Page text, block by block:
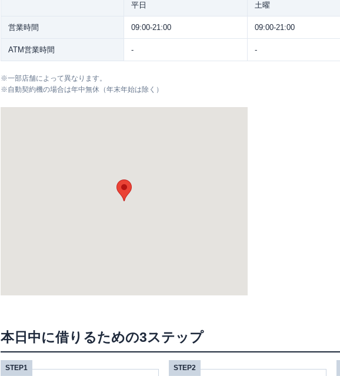
平日 土曜
営業時間 09:00-21:00 09:00-21:00
ATM営業時間 - -
※一部店舗によって異なります。
※自動契約機の場合は年中無休（年末年始は除く）
本日中に借りるための3ステップ
STEP1 STEP2